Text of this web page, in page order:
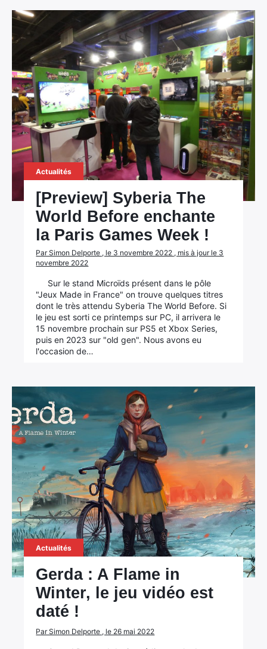
Actualités
[Preview] Syberia The
World Before enchante
la Paris Games Week !
Par Simon Delporte , le 3 novembre 2022 , mis à jour le 3
novembre 2022
Sur le stand Microïds présent dans le pôle
"Jeux Made in France" on trouve quelques titres
dont le très attendu Syberia The World Before. Si
le jeu est sorti ce printemps sur PC, il arrivera le
15 novembre prochain sur PS5 et Xbox Series,
puis en 2023 sur "old gen". Nous avons eu
l'occasion de…
Actualités
Gerda : A Flame in
Winter, le jeu vidéo est
daté !
Par Simon Delporte , le 26 mai 2022